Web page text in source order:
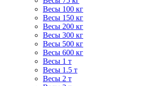
Весы 100 кг
Весы 150 кг
Весы 200 кг
Весы 300 кг
Весы 500 кг
Весы 600 кг
Весы 1 т
Весы 1.5 т
Весы 2 т